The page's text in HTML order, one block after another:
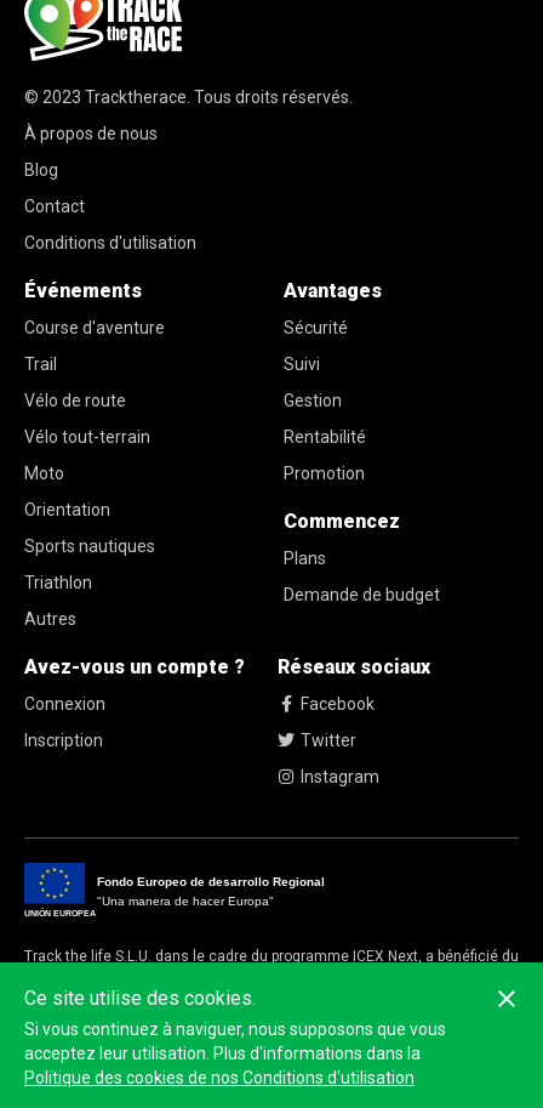
© 2023 Tracktherace. Tous droits réservés.
À propos de nous
Blog
Contact
Conditions d'utilisation
Événements
Course d'aventure
Trail
Vélo de route
Vélo tout-terrain
Moto
Orientation
Sports nautiques
Triathlon
Autres
Avantages
Sécurité
Suivi
Gestion
Rentabilité
Promotion
Commencez
Plans
Demande de budget
Avez-vous un compte ?
Connexion
Inscription
Réseaux sociaux
Facebook
Twitter
Instagram
UNIÓN EUROPEA
Fondo Europeo de desarrollo Regional
"Una manera de hacer Europa"
Track the life S.L.U. dans le cadre du programme ICEX Next, a bénéficié du
L'objectif de ce soutien est de contribuer au développement international
de l'entreprise et de son environnement
Ce site utilise des cookies.
Si vous continuez à naviguer, nous supposons que vous
acceptez leur utilisation. Plus d'informations dans la
Politique des cookies de nos Conditions d'utilisation